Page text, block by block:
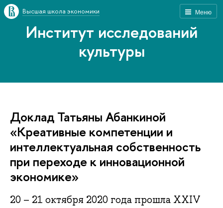
Меню
Высшая школа экономики
Институт исследований
культуры
Доклад Татьяны Абанкиной
«Креативные компетенции и
интеллектуальная собственность
при переходе к инновационной
экономике»
20 – 21 октября 2020 года прошла XXIV